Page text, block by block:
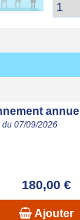
annuel
du 07/09/2026
180,00 €
Ajouter